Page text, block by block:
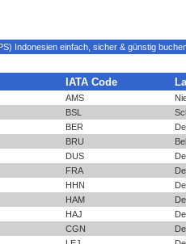
Indonesien einfach, sicher & günstig
IATA Code
AMS
BSL
BER
BRU
DUS
FRA
HHN
HAM
HAJ
CGN